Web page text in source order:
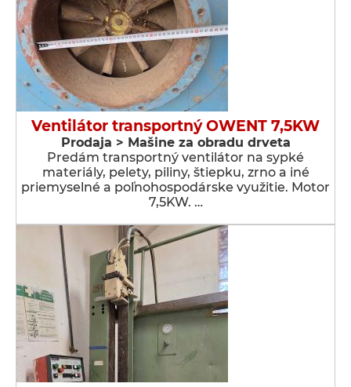
Ventilátor transportný OWENT 7,5KW
Prodaja > Мašine za obradu drveta
Predám transportný ventilátor na sypké
materiály, pelety, piliny, štiepku, zrno a iné
priemyselné a poľnohospodárske využitie. Motor
7,5KW. …